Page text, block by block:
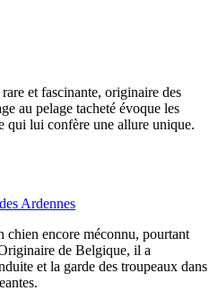
et fascinante, originaire des
au pelage tacheté évoque les
qui lui confère une allure unique.
Ardennes
chien encore méconnu, pourtant
de Belgique, il a
et la garde des troupeaux dans